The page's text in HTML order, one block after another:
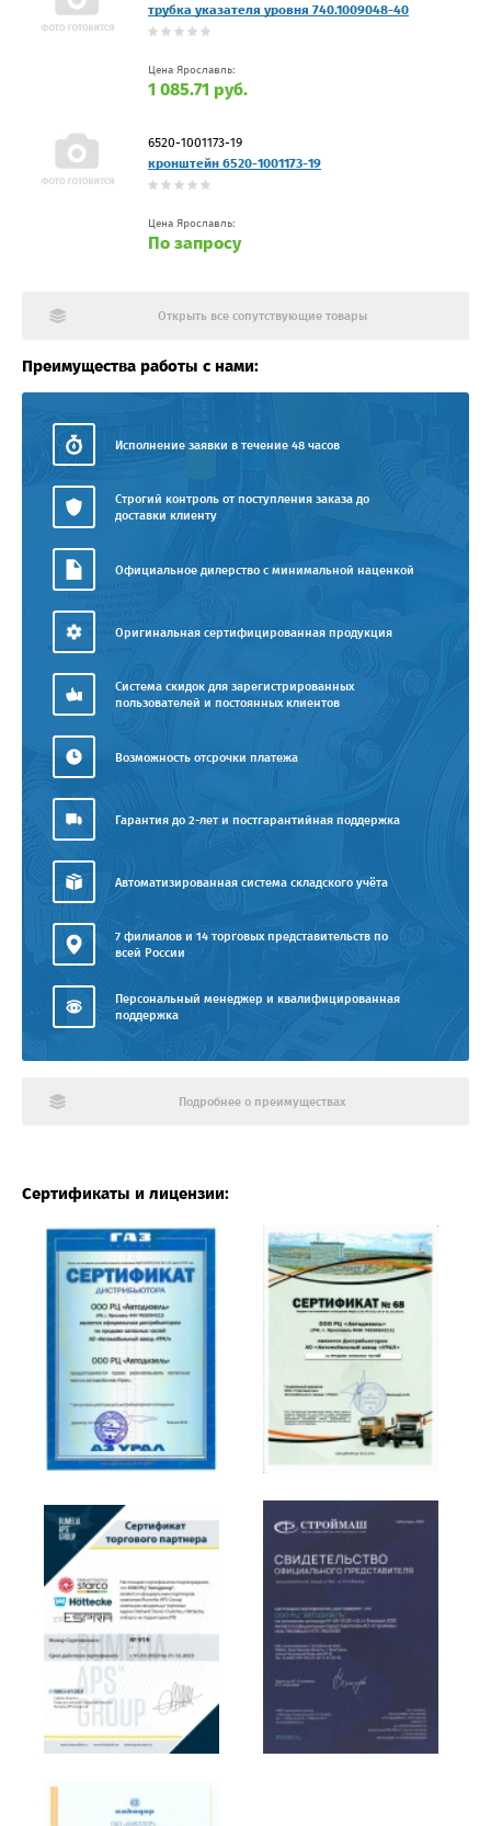
трубка указателя уровня 740.1009048-40
Цена Ярославль:
1 085.71 руб.
6520-1001173-19
кронштейн 6520-1001173-19
Цена Ярославль:
По запросу
Открыть все сопутствующие товары
Преимущества работы с нами:
Исполнение заявки в течение 48 часов
Строгий контроль от поступления заказа до
доставки клиенту
Официальное дилерство с минимальной наценкой
Оригинальная сертифицированная продукция
Система скидок для зарегистрированных
пользователей и постоянных клиентов
Возможность отсрочки платежа
Гарантия до 2-лет и постгарантийная поддержка
Автоматизированная система складского учёта
7 филиалов и 14 торговых представительств по
всей России
Персональный менеджер и квалифицированная
поддержка
Подробнее о преимуществах
Сертификаты и лицензии: